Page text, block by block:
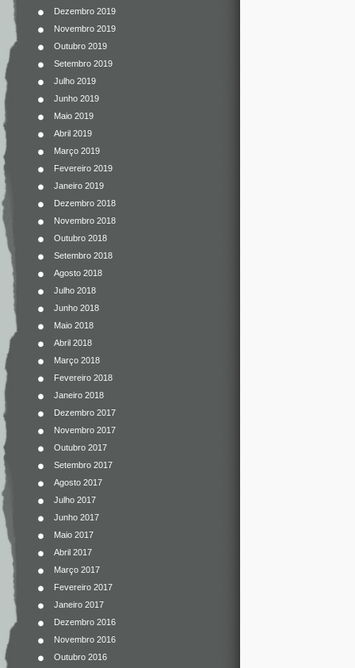
Dezembro 2019
Novembro 2019
Outubro 2019
Setembro 2019
Julho 2019
Junho 2019
Maio 2019
Abril 2019
Março 2019
Fevereiro 2019
Janeiro 2019
Dezembro 2018
Novembro 2018
Outubro 2018
Setembro 2018
Agosto 2018
Julho 2018
Junho 2018
Maio 2018
Abril 2018
Março 2018
Fevereiro 2018
Janeiro 2018
Dezembro 2017
Novembro 2017
Outubro 2017
Setembro 2017
Agosto 2017
Julho 2017
Junho 2017
Maio 2017
Abril 2017
Março 2017
Fevereiro 2017
Janeiro 2017
Dezembro 2016
Novembro 2016
Outubro 2016